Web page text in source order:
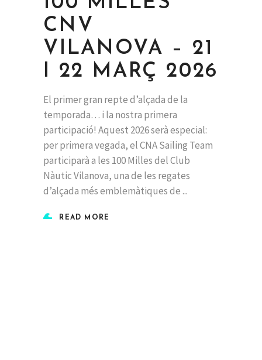
CNV
VILANOVA – 21
I 22 MARÇ 2026
El primer gran repte d’alçada de la
temporada… i la nostra primera
participació! Aquest 2026 serà especial:
per primera vegada, el CNA Sailing Team
participarà a les 100 Milles del Club
Nàutic Vilanova, una de les regates
d’alçada més emblemàtiques de
READ MORE